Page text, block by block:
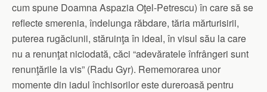
cum spune Doamna Aspazia Oţel-Petrescu) în care să se
reflecte smerenia, îndelunga răbdare, tăria mărturisirii,
puterea rugăciunii, stăruinţa în ideal, în visul său la care
nu a renunţat niciodată, căci “adevăratele înfrângeri sunt
renunţările la vis” (Radu Gyr). Rememorarea unor
momente din iadul închisorilor este dureroasă pentru